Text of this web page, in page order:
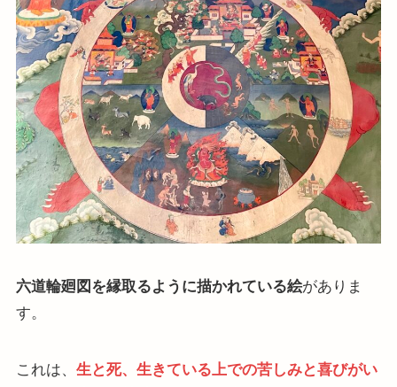
六道輪廻図を縁取るように描かれている絵がありま
す。
これは、 生と死、生きている上での苦しみと喜びがい